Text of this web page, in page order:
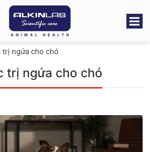
trị ngứa cho chó
trị ngứa cho chó